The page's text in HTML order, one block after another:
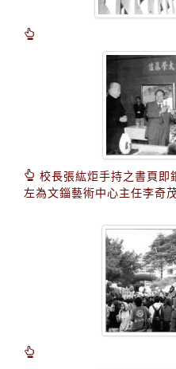
校長張紘炬手持之書頁即
左為文錙藝術中心主任李奇